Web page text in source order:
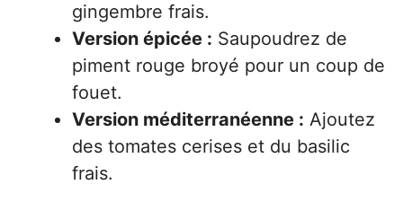
gingembre frais.
Version épicée : Saupoudrez de
piment rouge broyé pour un coup de
fouet.
Version méditerranéenne : Ajoutez
des tomates cerises et du basilic
frais.